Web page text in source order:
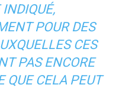
POUR DES
CES
PAS ENCORE
QUE CELA PEUT